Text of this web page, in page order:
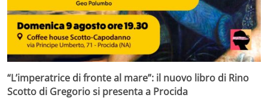
“L’imperatrice di fronte al mare”: il nuovo libro di Rino
Scotto di Gregorio si presenta a Procida